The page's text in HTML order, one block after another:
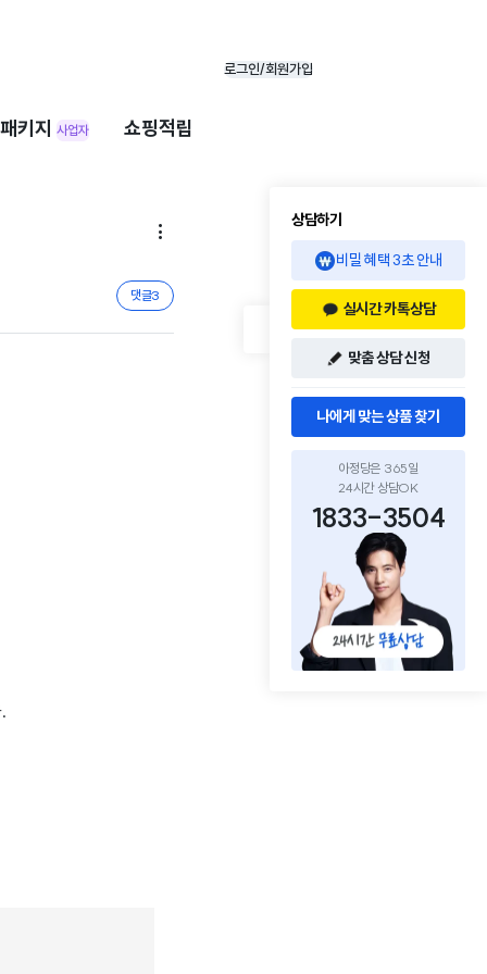
로그인/회원가입
키지 사업자 쇼핑적립

댓글3
상담하기
비밀 혜택 3초 안내
실시간 카톡상담
맞춤 상담 신청
나에게 맞는 상품 찾기
아정당은 365일
24시간 상담OK
1833-3504